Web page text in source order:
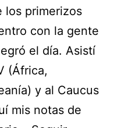
los primerizos
con la gente
el día. Asistí
(África,
y al Caucus
mis notas de